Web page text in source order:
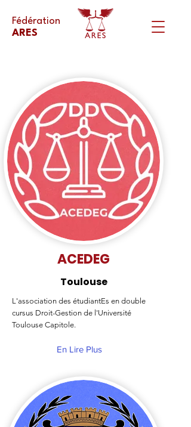
Fédération
ARES
ACEDEG
Toulouse
L'association des étudiantEs en double
cursus Droit-Gestion de l'Université
Toulouse Capitole.
En Lire Plus